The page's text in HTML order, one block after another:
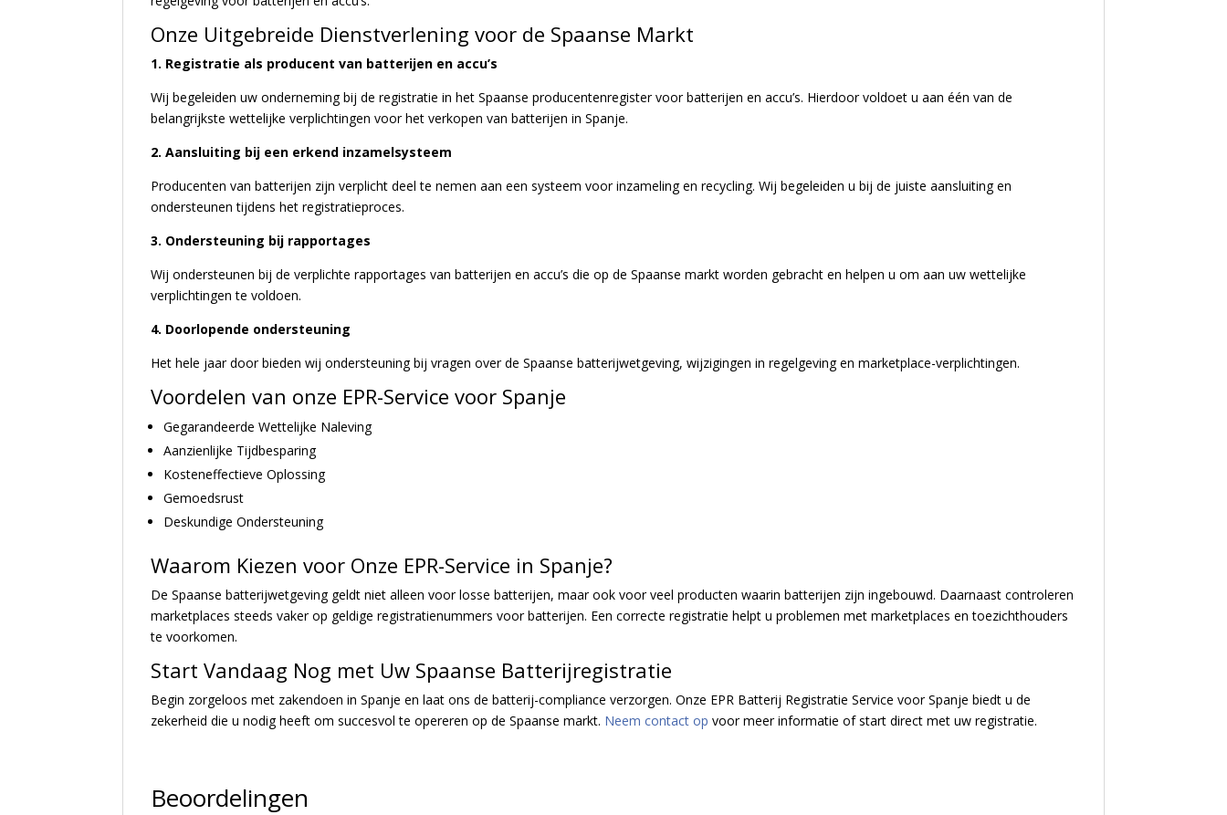
Onze Uitgebreide Dienstverlening voor de Spaanse Markt
1. Registratie als producent van batterijen en accu’s
Wij begeleiden uw onderneming bij de registratie in het Spaanse producentenregister voor batterijen en accu’s. Hierdoor voldoet u aan één van de
belangrijkste wettelijke verplichtingen voor het verkopen van batterijen in Spanje.
2. Aansluiting bij een erkend inzamelsysteem
Producenten van batterijen zijn verplicht deel te nemen aan een systeem voor inzameling en recycling. Wij begeleiden u bij de juiste aansluiting en
ondersteunen tijdens het registratieproces.
3. Ondersteuning bij rapportages
Wij ondersteunen bij de verplichte rapportages van batterijen en accu’s die op de Spaanse markt worden gebracht en helpen u om aan uw wettelijke
verplichtingen te voldoen.
4. Doorlopende ondersteuning
Het hele jaar door bieden wij ondersteuning bij vragen over de Spaanse batterijwetgeving, wijzigingen in regelgeving en marketplace-verplichtingen.
Voordelen van onze EPR-Service voor Spanje
Gegarandeerde Wettelijke Naleving
Aanzienlijke Tijdbesparing
Kosteneffectieve Oplossing
Gemoedsrust
Deskundige Ondersteuning
Waarom Kiezen voor Onze EPR-Service in Spanje?
De Spaanse batterijwetgeving geldt niet alleen voor losse batterijen, maar ook voor veel producten waarin batterijen zijn ingebouwd. Daarnaast controleren
marketplaces steeds vaker op geldige registratienummers voor batterijen. Een correcte registratie helpt u problemen met marketplaces en toezichthouders
te voorkomen.
Start Vandaag Nog met Uw Spaanse Batterijregistratie
Begin zorgeloos met zakendoen in Spanje en laat ons de batterij-compliance verzorgen. Onze EPR Batterij Registratie Service voor Spanje biedt u de
zekerheid die u nodig heeft om succesvol te opereren op de Spaanse markt. Neem contact op voor meer informatie of start direct met uw registratie.
Beoordelingen